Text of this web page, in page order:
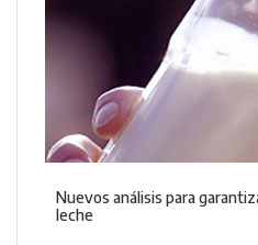
Nuevos análisis para
leche